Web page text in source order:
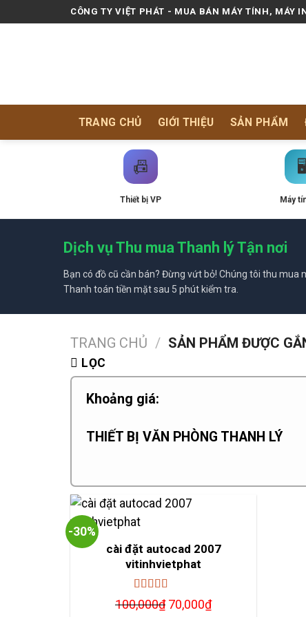
to
CÔNG TY VIỆT PHÁT - MUA BÁN MÁY TÍNH, MÁY
TRANG CHỦ GIỚI THIỆU SẢN PHẨM
📠
Thiết bị VP
🖥️
Máy
Dịch vụ Thu mua Thanh lý Tận nơi
Bạn có đồ cũ cần bán? Đừng vứt bỏ! Chúng tôi thu mua
Thanh toán tiền mặt sau 5 phút kiểm tra.
TRANG CHỦ / SẢN PHẨM ĐƯỢC
LỌC
Khoảng giá:
THIẾT BỊ VĂN PHÒNG THANH LÝ
-30%
cài đặt autocad 2007
vitinhvietphat
Được xếp
hạng5.005
100,000₫ Giá
70,000₫Giá